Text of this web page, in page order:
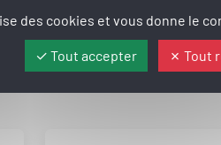
d'ensemble
des cookies et vous donne le
Tout accepter Tout